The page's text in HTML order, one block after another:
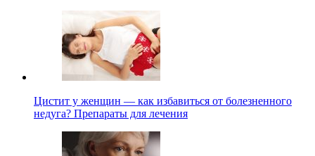
Цистит у женщин — как избавиться от болезненного
недуга? Препараты для лечения